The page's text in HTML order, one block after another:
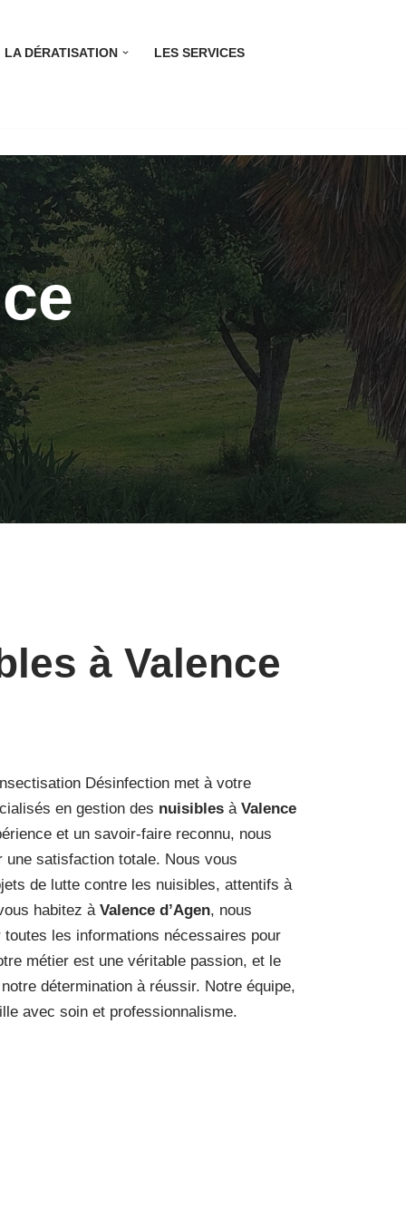
LA DÉRATISATION
LES SERVICES
à Valence
Désinfection met à votre
en gestion des nuisibles à Valence
et un savoir-faire reconnu, nous
une satisfaction totale. Nous vous
de lutte contre les nuisibles, attentifs à
habitez à Valence d’Agen, nous
les informations nécessaires pour
métier est une véritable passion, et le
détermination à réussir. Notre équipe,
avec soin et professionnalisme.